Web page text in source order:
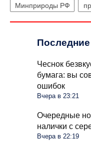
Минприроды РФ
Чеснок
бумага: вы
ошибок
Вчера в 23:21
Очередные
налички с
Вчера в 22:19